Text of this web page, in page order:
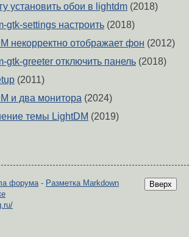
установить обои в lightdm (2018)
gtk-settings настроить (2018)
некорректно отображает фон (2012)
gtk-greeter отключить панель (2018)
(2011)
и два монитора (2024)
темы LightDM (2019)
Вверх
форума- Разметка Markdown